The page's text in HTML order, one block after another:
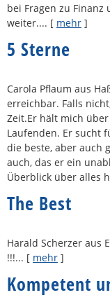
bei Fragen zu
weiter.... [ mehr ]
5 Sterne
Carola Pflaum aus
erreichbar. Falls
Zeit.Er hält mich
Laufenden. Er sucht
die beste, aber auch
auch, das er ein
Überblick über alles
The Best
Harald Scherzer aus
!!!... [ mehr ]
Kompetent